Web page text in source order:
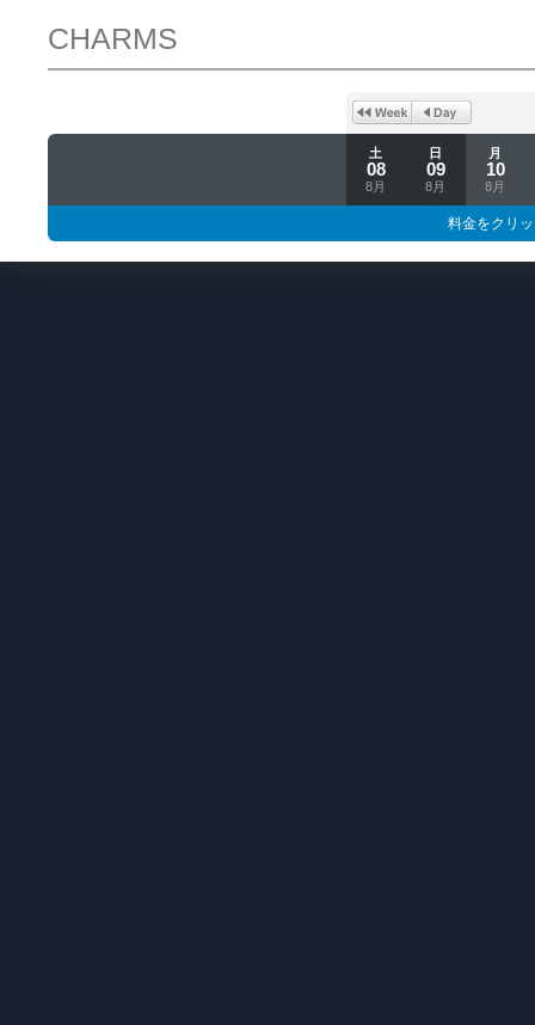
CHARMS
土
08
8月
日
09
8月
月
10
8月
料金をクリ